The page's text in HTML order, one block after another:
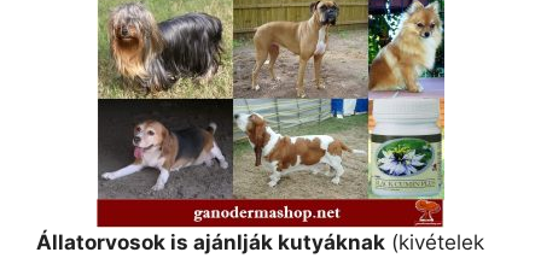
Állatorvosok is ajánlják kutyáknak (kivételek